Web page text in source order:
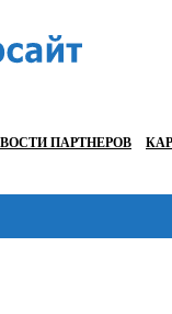
ПАРТНЕРОВ